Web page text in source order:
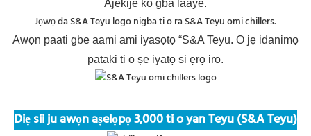
Ajekije ko gba laaye.
Jọwọ da S&A Teyu logo nigba ti o ra S&A Teyu omi chillers.
Awọn paati gbe aami ami iyasọtọ “S&A Teyu. O jẹ idanimọ
pataki ti o ṣe iyatọ si ẹrọ iro.
Diẹ sii ju awọn aṣelọpọ 3,000 ti o yan Teyu (S&A Teyu)